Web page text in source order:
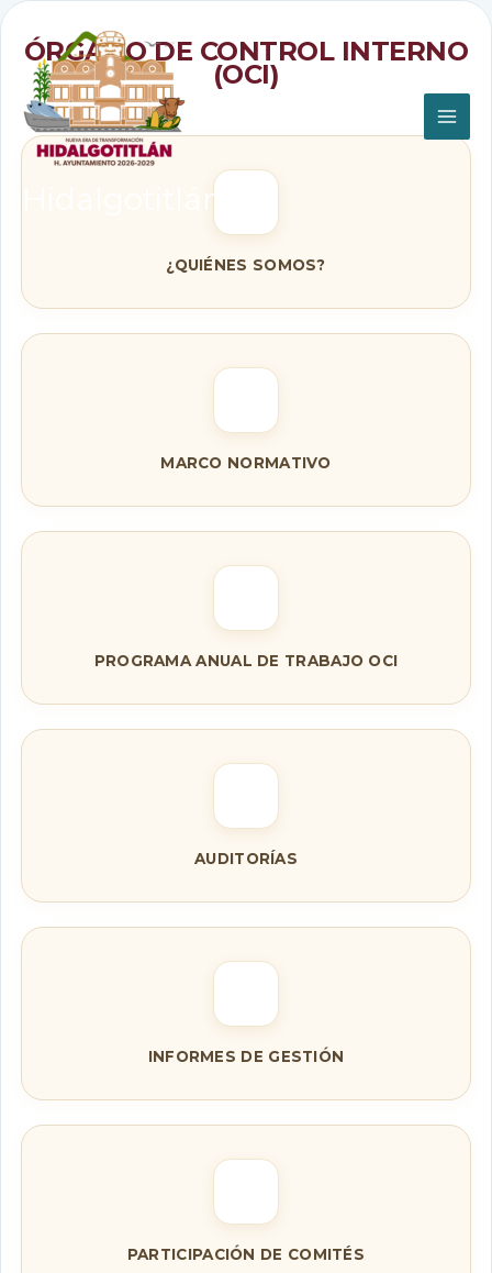
Ir
contenido
Hidalgotitlán
ÓRGANO DE CONTROL INTERNO
(OCI)
¿QUIÉNES SOMOS?
MARCO NORMATIVO
PROGRAMA ANUAL DE TRABAJO OCI
AUDITORÍAS
INFORMES DE GESTIÓN
PARTICIPACIÓN DE COMITÉS